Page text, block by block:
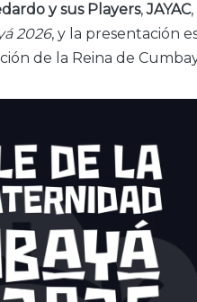
y sus Players,JAYAC,
2026, y la presentación
de la Reina de